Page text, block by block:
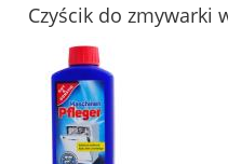
Czyścik do zmywarki